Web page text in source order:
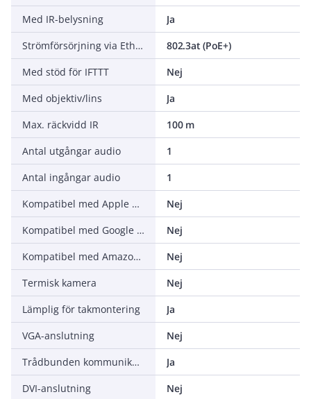
Med IR-belysning
Ja
Strömförsörjning via Ethernet (PoE)
802.3at (PoE+)
Med stöd för IFTTT
Nej
Med objektiv/lins
Ja
Max. räckvidd IR
100 m
Antal utgångar audio
1
Antal ingångar audio
1
Kompatibel med Apple HomeKit
Nej
Kompatibel med Google Assistant
Nej
Kompatibel med Amazon Alexa
Nej
Termisk kamera
Nej
Lämplig för takmontering
Ja
VGA-anslutning
Nej
Trådbunden kommunikation
Ja
DVI-anslutning
Nej